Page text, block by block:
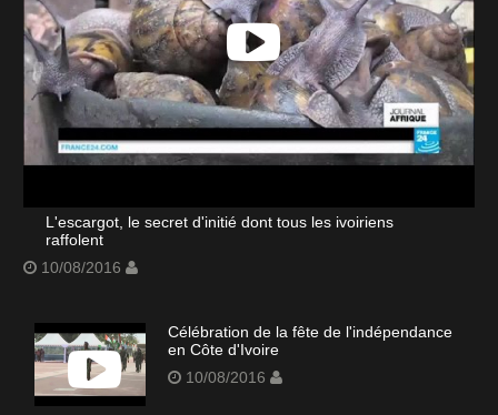
L'escargot, le secret d'initié dont tous les ivoiriens
raffolent
10/08/2016
Célébration de la fête de l'indépendance
en Côte d'Ivoire
10/08/2016